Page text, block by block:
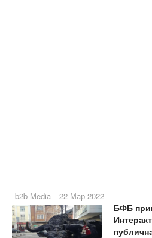
b2b Media 22 Мар 2022
БФБ